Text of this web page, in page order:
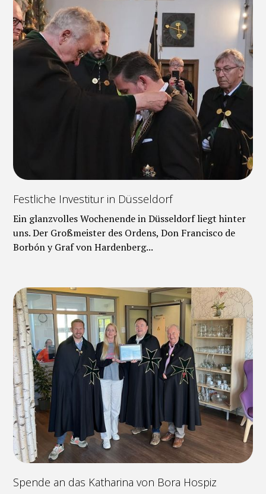
Festliche Investitur in Düsseldorf
Ein glanzvolles Wochenende in Düsseldorf liegt hinter
uns. Der Großmeister des Ordens, Don Francisco de
Borbón y Graf von Hardenberg...
Spende an das Katharina von Bora Hospiz